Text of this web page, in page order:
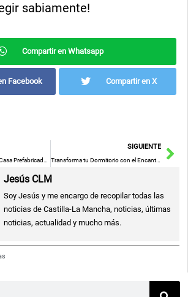
sabiamente!
Compartir en Whatsapp
Facebook Compartir en X
Vivienda de Ensueño: Casa Prefabricada con Diseño Estilizado, Amplios Espacios y Asequibilidad Inigualable por Bajo de 40.000 Euros
SIGUIENTE
Transforma tu Dormitorio con el Encanto Nórdico: Serenidad en Verde
Jesús CLM
Soy Jesús y me encargo de recopilar todas las
noticias de Castilla-La Mancha, noticias, últimas
noticias, actualidad y mucho más.